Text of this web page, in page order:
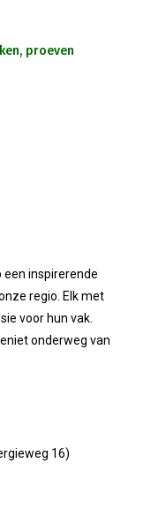
Leiderdorp!
Shipyard
Vouchers
proeven
een inspirerende
regio. Elk met
voor hun vak.
onderweg van
16)